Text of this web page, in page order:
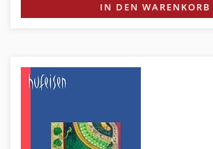
IN DEN WARENKORB